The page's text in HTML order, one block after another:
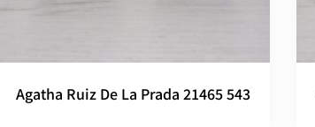
Agatha Ruiz De La Prada 21465 543